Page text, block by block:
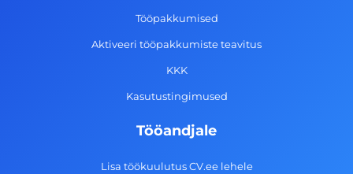
-
a
m
n
Tööpakkumised
Aktiveeri tööpakkumiste teavitus
KKK
Kasutustingimused
Tööandjale
Lisa töökuulutus CV.ee lehele